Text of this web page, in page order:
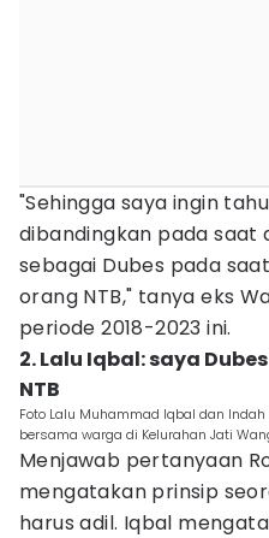
"Sehingga saya ingin
dibandingkan pada
sebagai Dubes pada
orang NTB," tanya eks
periode 2018-2023 ini.
2. Lalu Iqbal: saya
NTB
Foto Lalu Muhammad Iqbal dan
bersama warga di Kelurahan Jati
Menjawab pertanyaan
mengatakan prinsip
harus adil. Iqbal